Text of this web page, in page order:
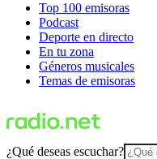
Top 100 emisoras
Podcast
Deporte en directo
En tu zona
Géneros musicales
Temas de emisoras
¿Qué deseas escuchar?